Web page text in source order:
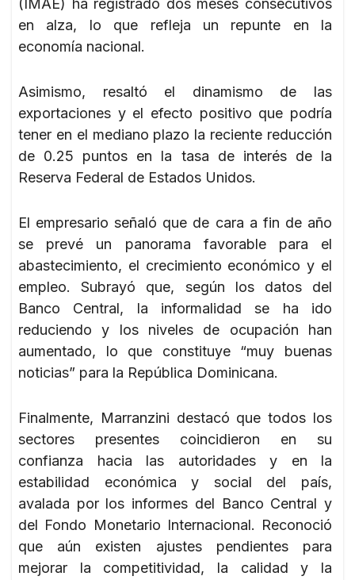
(IMAE) ha registrado dos meses consecutivos
en alza, lo que refleja un repunte en la
economía nacional.
Asimismo, resaltó el dinamismo de las
exportaciones y el efecto positivo que podría
tener en el mediano plazo la reciente reducción
de 0.25 puntos en la tasa de interés de la
Reserva Federal de Estados Unidos.
El empresario señaló que de cara a fin de año
se prevé un panorama favorable para el
abastecimiento, el crecimiento económico y el
empleo. Subrayó que, según los datos del
Banco Central, la informalidad se ha ido
reduciendo y los niveles de ocupación han
aumentado, lo que constituye “muy buenas
noticias” para la República Dominicana.
Finalmente, Marranzini destacó que todos los
sectores presentes coincidieron en su
confianza hacia las autoridades y en la
estabilidad económica y social del país,
avalada por los informes del Banco Central y
del Fondo Monetario Internacional. Reconoció
que aún existen ajustes pendientes para
mejorar la competitividad, la calidad y la